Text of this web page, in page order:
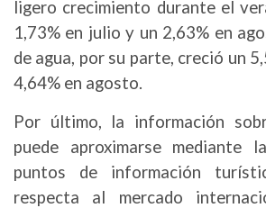
ligero crecimiento durante el
1,73% en julio y un 2,63% en
de agua, por su parte, creció un
4,64% en agosto.
Por último, la información
puede aproximarse mediante
puntos de información
respecta al mercado